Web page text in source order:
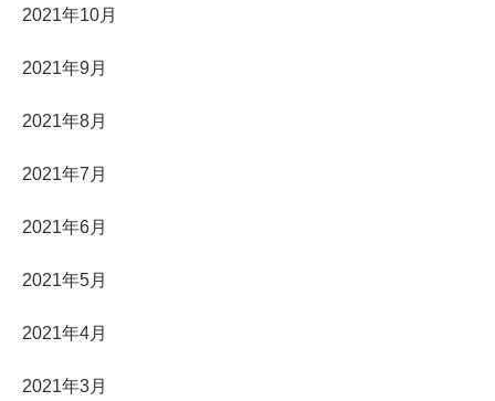
2021年10月
2021年9月
2021年8月
2021年7月
2021年6月
2021年5月
2021年4月
2021年3月